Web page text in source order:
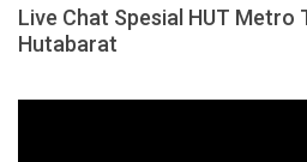
Live Chat Spesial HUT Metro
Hutabarat